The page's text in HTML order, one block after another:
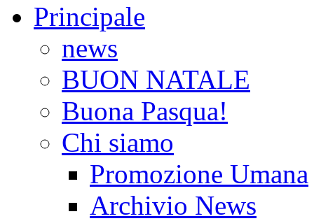
Principale
news
BUON NATALE
Buona Pasqua!
Chi siamo
Promozione Umana
Archivio News